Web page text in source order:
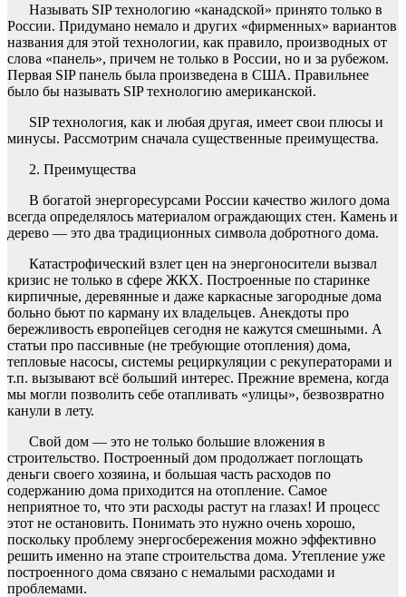
Называть SIP технологию «канадской» принято только в
России. Придумано немало и других «фирменных» вариантов
названия для этой технологии, как правило, производных от
слова «панель», причем не только в России, но и за рубежом.
Первая SIP панель была произведена в США. Правильнее
было бы называть SIP технологию американской.
SIP технология, как и любая другая, имеет свои плюсы и
минусы. Рассмотрим сначала существенные преимущества.
2. Преимущества
В богатой энергоресурсами России качество жилого дома
всегда определялось материалом ограждающих стен. Камень и
дерево — это два традиционных символа добротного дома.
Катастрофический взлет цен на энергоносители вызвал
кризис не только в сфере ЖКХ. Построенные по старинке
кирпичные, деревянные и даже каркасные загородные дома
больно бьют по карману их владельцев. Анекдоты про
бережливость европейцев сегодня не кажутся смешными. А
статьи про пассивные (не требующие отопления) дома,
тепловые насосы, системы рециркуляции с рекуператорами и
т.п. вызывают всё больший интерес. Прежние времена, когда
мы могли позволить себе отапливать «улицы», безвозвратно
канули в лету.
Свой дом — это не только большие вложения в
строительство. Построенный дом продолжает поглощать
деньги своего хозяина, и большая часть расходов по
содержанию дома приходится на отопление. Самое
неприятное то, что эти расходы растут на глазах! И процесс
этот не остановить. Понимать это нужно очень хорошо,
поскольку проблему энергосбережения можно эффективно
решить именно на этапе строительства дома. Утепление уже
построенного дома связано с немалыми расходами и
проблемами.